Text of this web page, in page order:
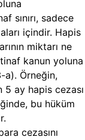
sınırı, sadece
içindir. Hapis
miktarı ne
kanun yoluna
a). Örneğin,
5 ay hapis cezası
bu hüküm
cezasını